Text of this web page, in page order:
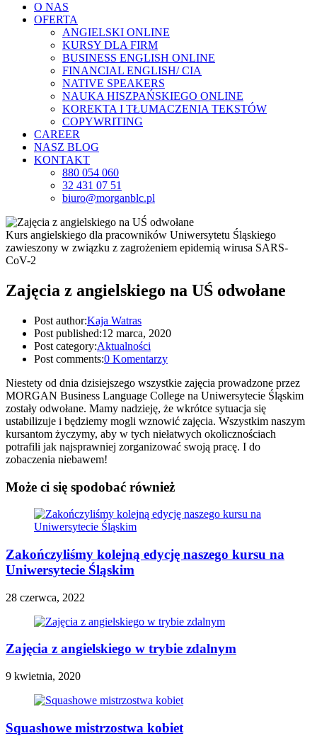
O NAS
OFERTA
ANGIELSKI ONLINE
KURSY DLA FIRM
BUSINESS ENGLISH ONLINE
FINANCIAL ENGLISH/ CIA
NATIVE SPEAKERS
NAUKA HISZPAŃSKIEGO ONLINE
KOREKTA I TŁUMACZENIA TEKSTÓW
COPYWRITING
CAREER
NASZ BLOG
KONTAKT
880 054 060
32 431 07 51
biuro@morganblc.pl
Kurs angielskiego dla pracowników Uniwersytetu Śląskiego
zawieszony w związku z zagrożeniem epidemią wirusa SARS-
CoV-2
Zajęcia z angielskiego na UŚ odwołane
Post author:Kaja Watras
Post published:12 marca, 2020
Post category:Aktualności
Post comments:0 Komentarzy
Niestety od dnia dzisiejszego wszystkie zajęcia prowadzone przez
MORGAN Business Language College na Uniwersytecie Śląskim
zostały odwołane. Mamy nadzieję, że wkrótce sytuacja się
ustabilizuje i będziemy mogli wznowić zajęcia. Wszystkim naszym
kursantom życzymy, aby w tych niełatwych okolicznościach
potrafili jak najsprawniej zorganizować swoją pracę. I do
zobaczenia niebawem!
Może ci się spodobać również
Zakończyliśmy kolejną edycję naszego kursu na
Uniwersytecie Śląskim
28 czerwca, 2022
Zajęcia z angielskiego w trybie zdalnym
9 kwietnia, 2020
Squashowe mistrzostwa kobiet